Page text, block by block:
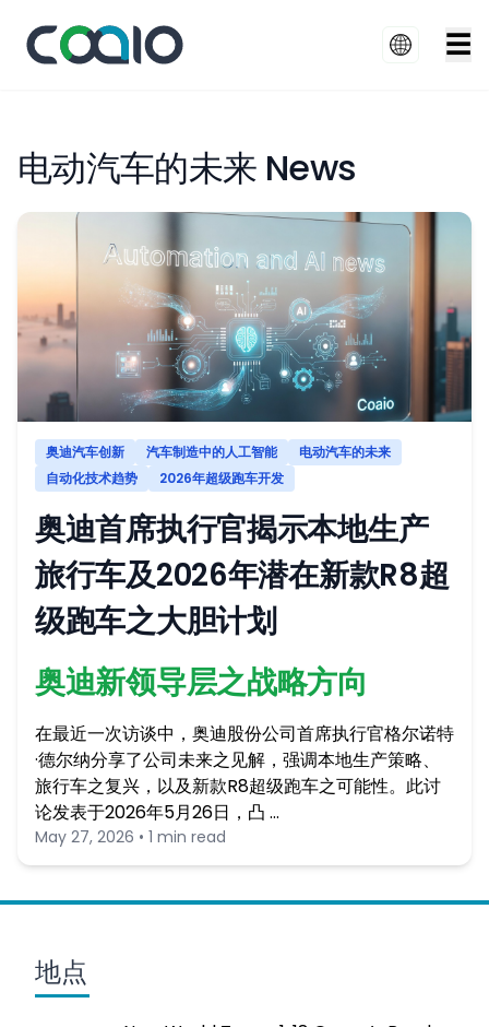
☰
电动汽车的未来 News
奥迪汽车创新 汽车制造中的人工智能
电动汽车的未来
自动化技术趋势
2026年超级跑车开发
奥迪首席执行官揭示本地生产
旅行车及2026年潜在新款R8超
级跑车之大胆计划
奥迪新领导层之战略方向
在最近一次访谈中，奥迪股份公司首席执行官格尔诺特
·德尔纳分享了公司未来之见解，强调本地生产策略、
旅行车之复兴，以及新款R8超级跑车之可能性。此讨
论发表于2026年5月26日，凸 …
May 27, 2026 • 1 min read
地点